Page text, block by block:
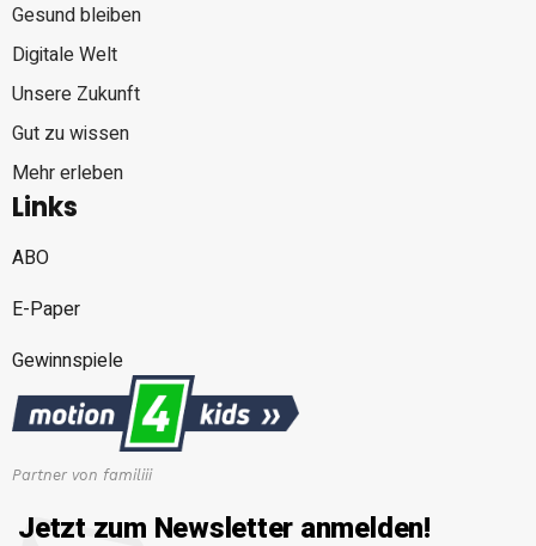
Gesund bleiben
Digitale Welt
Unsere Zukunft
Gut zu wissen
Mehr erleben
Links
ABO
E-Paper
Gewinnspiele
Partner von familiii
Jetzt zum Newsletter anmelden!